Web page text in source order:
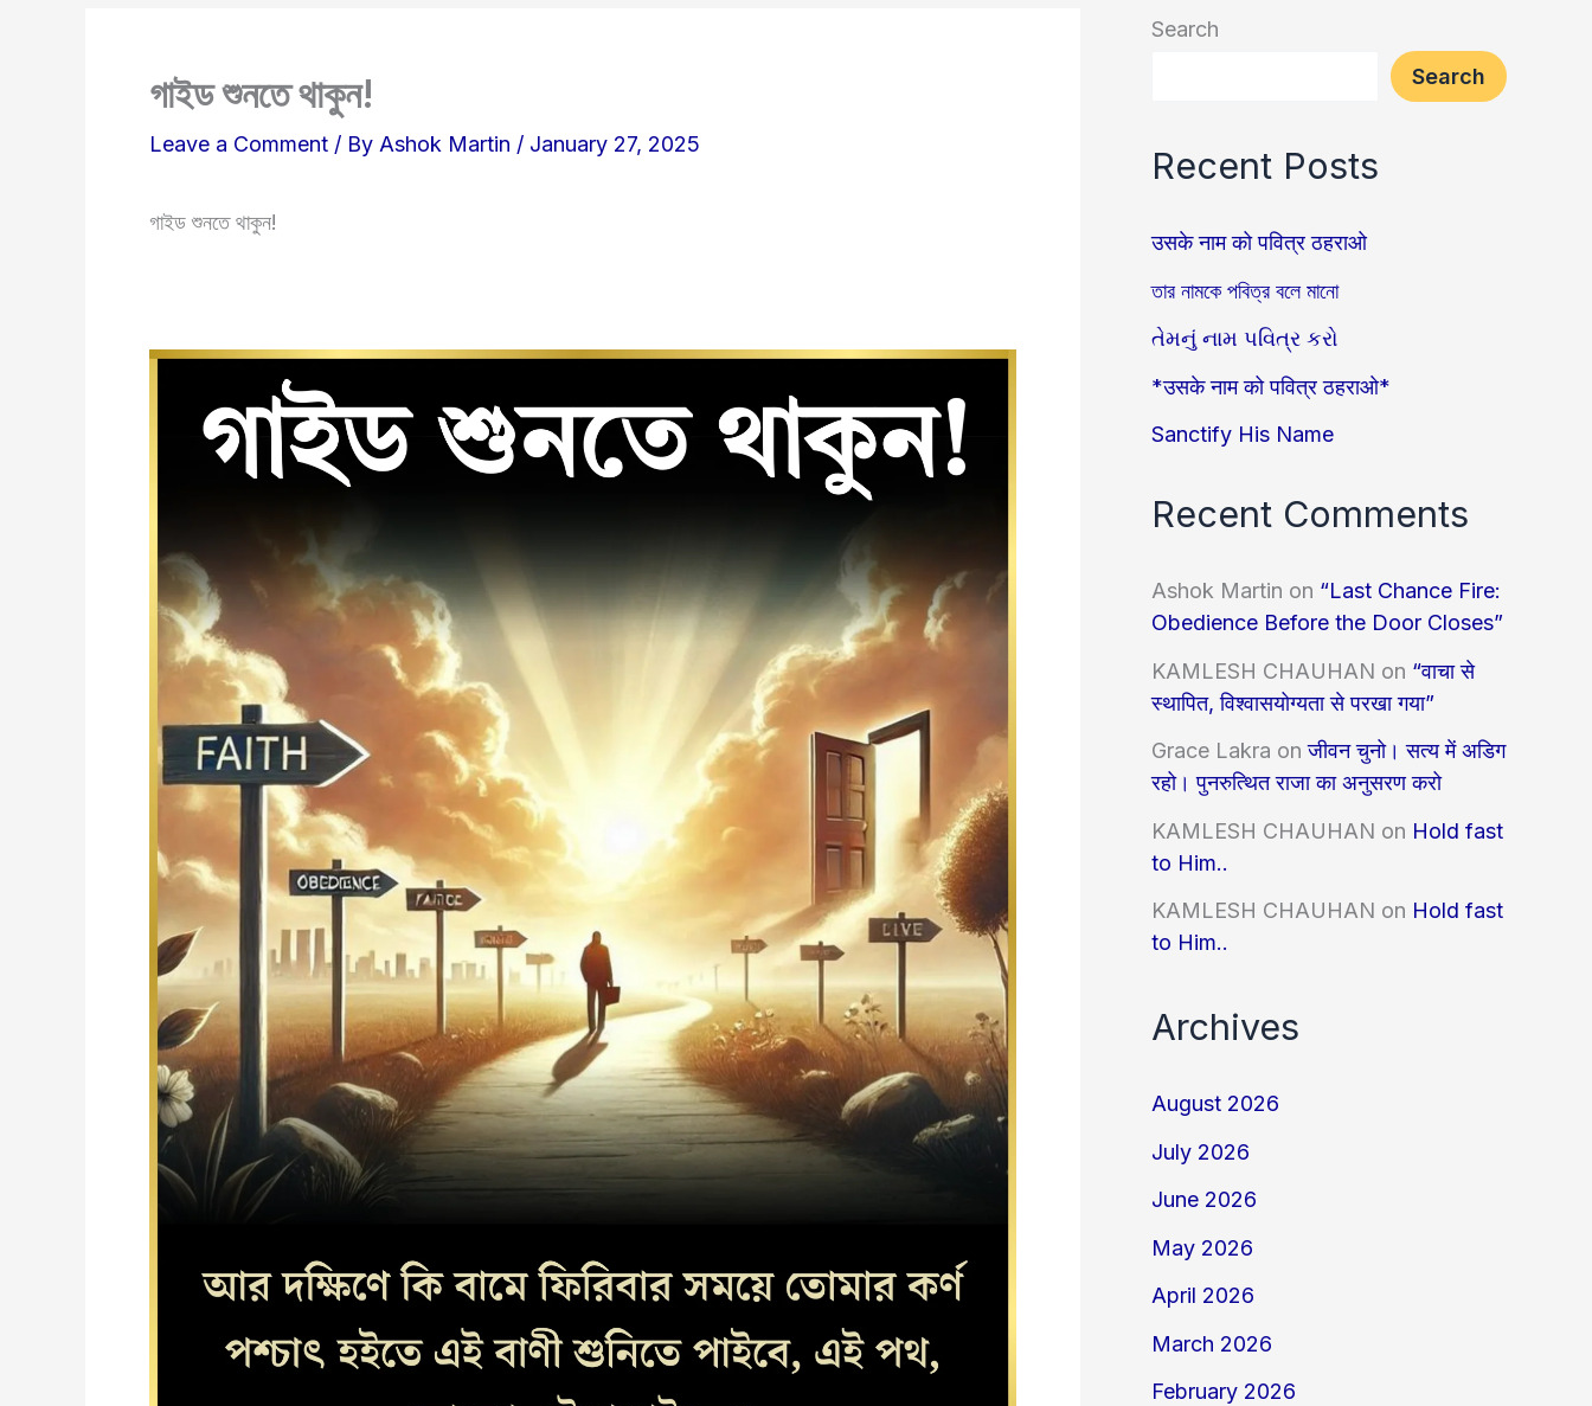
গাইড শুনতে থাকুন!
Leave a Comment / By Ashok Martin / January 27, 2025
গাইড শুনতে থাকুন!
Search
Search
Recent Posts
उसके नाम को पवित्र ठहराओ
তার নামকে পবিত্র বলে মানো
તેમનું નામ પવિત્ર કરો
*उसके नाम को पवित्र ठहराओ*
Sanctify His Name
Recent Comments
Ashok Martin on “Last Chance Fire:
Obedience Before the Door Closes”
KAMLESH CHAUHAN on “वाचा से
स्थापित, विश्वासयोग्यता से परखा गया”
Grace Lakra onजीवन चुनो। सत्य में अडिग
रहो। पुनरुत्थित राजा का अनुसरण करो
KAMLESH CHAUHAN on Hold fast
to Him..
KAMLESH CHAUHAN on Hold fast
to Him..
Archives
August 2026
July 2026
June 2026
May 2026
April 2026
March 2026
February 2026